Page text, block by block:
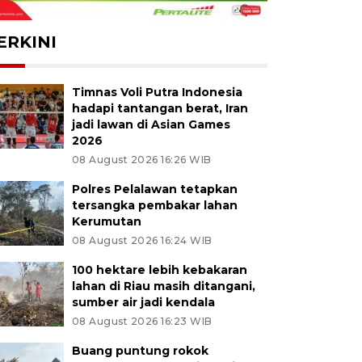
Timnas Voli Putra Indonesia
hadapi tantangan berat, Iran
jadi lawan di Asian Games
2026
08 August 2026 16:26 WIB
Polres Pelalawan tetapkan
tersangka pembakar lahan
Kerumutan
08 August 2026 16:24 WIB
100 hektare lebih kebakaran
lahan di Riau masih ditangani,
sumber air jadi kendala
08 August 2026 16:23 WIB
Buang puntung rokok